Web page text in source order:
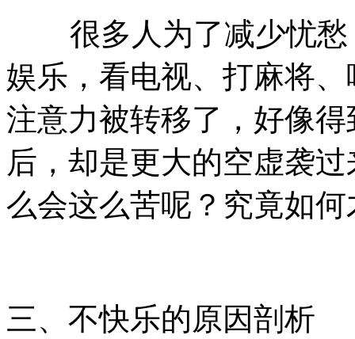
很多人为了减少忧愁
娱乐，看电视、打麻将
注意力被转移了，好像
后，却是更大的空虚袭
么会这么苦呢？究竟如
三、不快乐的原因剖析